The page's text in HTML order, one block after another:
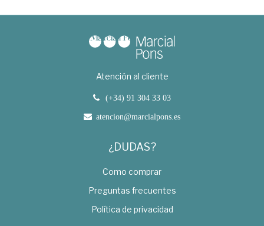
Atención al cliente
(+34) 91 304 33 03
atencion@marcialpons.es
¿DUDAS?
Como comprar
Preguntas frecuentes
Política de privacidad